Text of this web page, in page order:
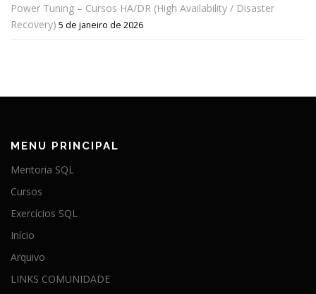
Power Tuning – Cursos HA/DR (High Availability / Disaster
Recovery) 5 de janeiro de 2026
MENU PRINCIPAL
Mentoria SQL
Cursos
Exercícios SQL
Início
Arquivo
LINKS COMUNIDADE